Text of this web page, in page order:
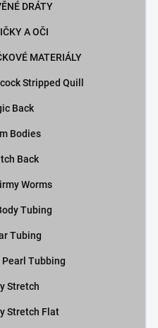
DRÁTY
A OČI
MATERIÁLY
Stripped Quill
Back
Bodies
Back
Worms
Tubing
Tubing
Pearl Tubbing
Stretch
Stretch Flat